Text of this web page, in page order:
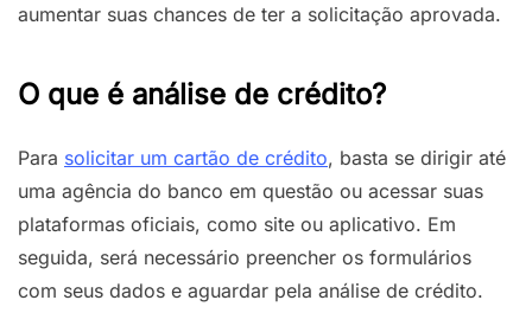
aumentar suas chances de ter a solicitação aprovada.
O que é análise de crédito?
Para solicitar um cartão de crédito, basta se dirigir até
uma agência do banco em questão ou acessar suas
plataformas oficiais, como site ou aplicativo. Em
seguida, será necessário preencher os formulários
com seus dados e aguardar pela análise de crédito.